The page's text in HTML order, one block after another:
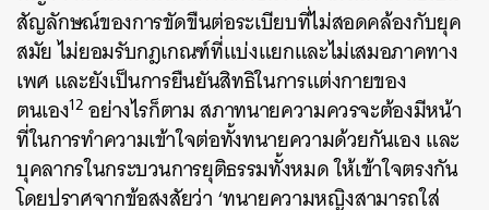
สัญลักษณ์ของการขัดขืนต่อระเบียบที่ไม่สอดคล้องกับยุค
สมัย ไม่ยอมรับกฎเกณฑ์ที่แบ่งแยกและไม่เสมอภาคทาง
เพศ และยังเป็นการยืนยันสิทธิในการแต่งกายของ
ตนเอง12 อย่างไรก็ตาม สภาทนายความควรจะต้องมีหน้า
ที่ในการทำความเข้าใจต่อทั้งทนายความด้วยกันเอง และ
บุคลากรในกระบวนการยุติธรรมทั้งหมด ให้เข้าใจตรงกัน
โดยปราศจากข้อสงสัยว่า ‘ทนายความหญิงสามารถใส่